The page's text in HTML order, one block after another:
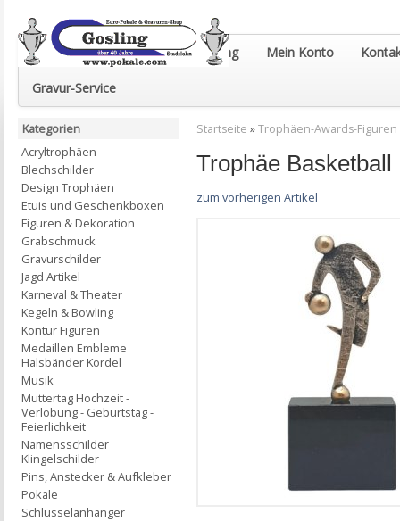
Euro-Pokale & Gravur-Shop Gosling Mein Konto
Gravur-Service
Startseite »Trophäen-Awards-Figuren
Trophäe
zum vorherigen Artikel
Kategorien
Acryltrophäen
Blechschilder
Design Trophäen
Etuis und Geschenkboxen
Figuren & Dekoration
Grabschmuck
Gravurschilder
Jagd Artikel
Karneval & Theater
Kegeln & Bowling
Kontur Figuren
Medaillen Embleme
Halsbänder Kordel
Musik
Muttertag Hochzeit -
Verlobung - Geburtstag -
Feierlichkeit
Namensschilder
Klingelschilder
Pins, Anstecker & Aufkleber
Pokale
Schlüsselanhänger